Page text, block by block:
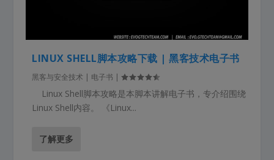
LINUX SHELL脚本攻略下载 | 黑客技术电子书
黑客与安全技术 | 电子书 |
Linux Shell脚本攻略是本脚本讲解电子书，专介绍围绕
Linux Shell内容。 《Linux...
了解更多